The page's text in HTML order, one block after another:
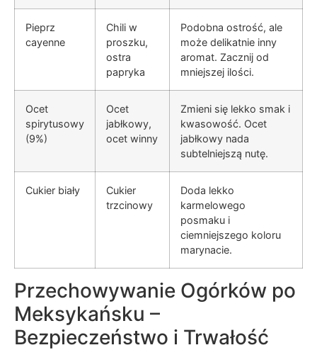
Pieprz
cayenne
Chili w
proszku,
ostra
papryka
Podobna ostrość, ale
może delikatnie inny
aromat. Zacznij od
mniejszej ilości.
Ocet
spirytusowy
(9%)
Ocet
jabłkowy,
ocet winny
Zmieni się lekko smak i
kwasowość. Ocet
jabłkowy nada
subtelniejszą nutę.
Cukier biały
Cukier
trzcinowy
Doda lekko
karmelowego
posmaku i
ciemniejszego koloru
marynacie.
Przechowywanie Ogórków po
Meksykańsku –
Bezpieczeństwo i Trwałość